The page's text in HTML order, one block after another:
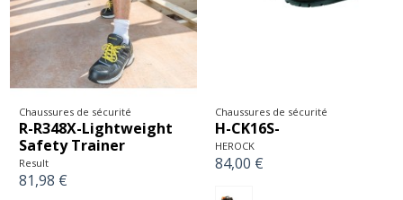
Chaussures de sécurité
R-R348X-Lightweight
Safety Trainer
Result
81,98 €
Chaussures de sécurité
H-CK16S-
HEROCK
84,00 €